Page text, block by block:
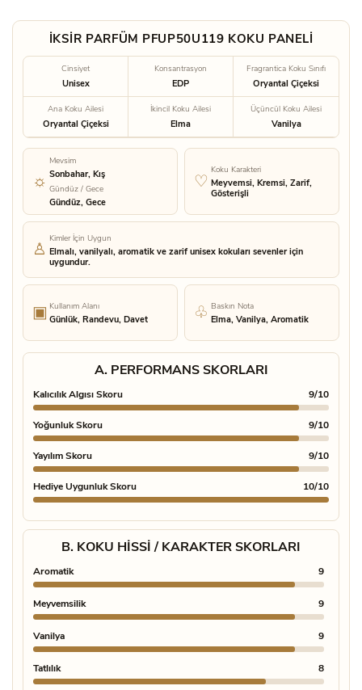
İKSİR PARFÜM PFUP50U119 KOKU PANELİ
Cinsiyet
Unisex
Konsantrasyon
EDP
Fragrantica Koku Sınıfı
Oryantal Çiçeksi
Ana Koku Ailesi
Oryantal Çiçeksi
İkincil Koku Ailesi
Elma
Üçüncül Koku Ailesi
Vanilya
Mevsim
Sonbahar, Kış
Gündüz / Gece
Gündüz, Gece
Koku Karakteri
Meyvemsi, Kremsi, Zarif,
Gösterişli
Kimler İçin Uygun
Elmalı, vanilyalı, aromatik ve zarif unisex kokuları sevenler için
uygundur.
Kullanım Alanı
Günlük, Randevu, Davet
Baskın Nota
Elma, Vanilya, Aromatik
A. PERFORMANS SKORLARI
Kalıcılık Algısı Skoru 9/10
Yoğunluk Skoru 9/10
Yayılım Skoru 9/10
Hediye Uygunluk Skoru 10/10
B. KOKU HISSI / KARAKTER SKORLARI
Aromatik 9
Meyvemsilik 9
Vanilya 9
Tatlılık 8